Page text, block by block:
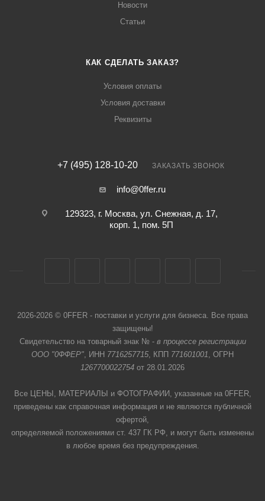
Новости
Статьи
КАК СДЕЛАТЬ ЗАКАЗ?
Условия оплаты
Условия доставки
Реквизиты
+7 (495) 128-10-20 ЗАКАЗАТЬ ЗВОНОК
info@0ffer.ru
129323, г. Москва, ул. Снежная, д. 17,
корп. 1, пом. 5П
2026-2026 © 0FFER - поставки и услуги для бизнеса. Все права
защищены!
Свидетельство на товарный знак № - в процессе регистрации
ООО "0ФФЕР", ИНН 7716257715, КПП 771601001, ОГРН
1267700022754 от 28.01.2026
Все ЦЕНЫ, МАТЕРИАЛЫ и ФОТОГРАФИИ, указанные на 0FFER,
приведены как справочная информация и не являются публичной
офертой,
определяемой положениями ст. 437 ГК РФ, и могут быть изменены
в любое время без предупреждения.